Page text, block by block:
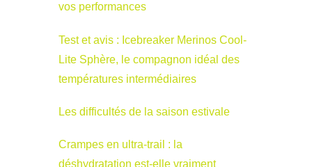
vos performances
Test et avis : Icebreaker Merinos Cool-
Lite Sphère, le compagnon idéal des
températures intermédiaires
Les difficultés de la saison estivale
Crampes en ultra-trail : la
déshydratation est-elle vraiment